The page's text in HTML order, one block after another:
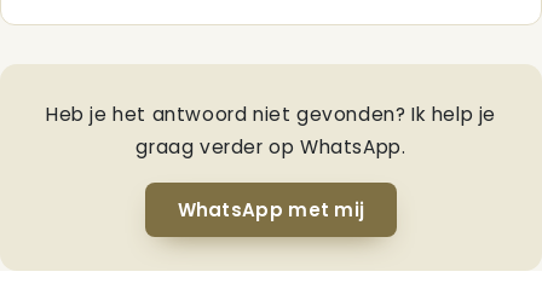
Heb je het antwoord niet gevonden? Ik help je
graag verder op WhatsApp.
WhatsApp met mij